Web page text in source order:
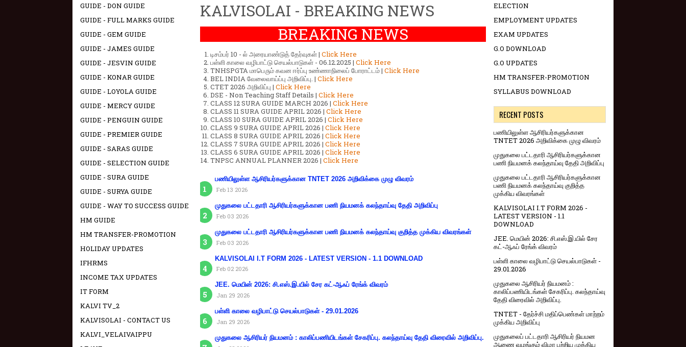
KALVISOLAI - BREAKING NEWS
BREAKING NEWS
டிசம்பர் 10 - ல் அரையாண்டுத் தேர்வுகள் | Click Here
பள்ளி காலை வழிபாட்டு செயல்பாடுகள் - 06.12.2025 | Click Here
TNHSPGTA மாபெரும் கவன ஈர்ப்பு உண்ணாநிலைப் போராட்டம் | Click Here
BEL INDIA வேலைவாய்ப்பு அறிவிப்பு. | Click Here
CTET 2026 அறிவிப்பு | Click Here
DSE - Non Teaching Staff Details | Click Here
CLASS 12 SURA GUIDE MARCH 2026 | Click Here
CLASS 11 SURA GUIDE APRIL 2026 | Click Here
CLASS 10 SURA GUIDE APRIL 2026 | Click Here
CLASS 9 SURA GUIDE APRIL 2026 | Click Here
CLASS 8 SURA GUIDE APRIL 2026 | Click Here
CLASS 7 SURA GUIDE APRIL 2026 | Click Here
CLASS 6 SURA GUIDE APRIL 2026 | Click Here
TNPSC ANNUAL PLANNER 2026 | Click Here
பணியிலுள்ள ஆசிரியர்களுக்கான TNTET 2026 அறிவிக்கை முழு விவரம்
Feb 13 2026
முதுகலை பட்டதாரி ஆசிரியர்களுக்கான பணி நியமனக் கலந்தாய்வு தேதி அறிவிப்பு
Feb 03 2026
முதுகலை பட்டதாரி ஆசிரியர்களுக்கான பணி நியமனக் கலந்தாய்வு குறித்த முக்கிய விவரங்கள்
Feb 03 2026
KALVISOLAI I.T FORM 2026 - LATEST VERSION - 1.1 DOWNLOAD
Feb 02 2026
JEE. மெயின் 2026: சி.எஸ்.இ.யில் சேர கட்-ஆஃப் ரேங்க் விவரம்
Jan 29 2026
பள்ளி காலை வழிபாட்டு செயல்பாடுகள் - 29.01.2026
Jan 29 2026
முதுகலை ஆசிரியர் நியமனம் : காலிப்பணியிடங்கள் சேகரிப்பு. கலந்தாய்வு தேதி விரைவில் அறிவிப்பு.
GUIDE - DON GUIDE
GUIDE - FULL MARKS GUIDE
GUIDE - GEM GUIDE
GUIDE - JAMES GUIDE
GUIDE - JESVIN GUIDE
GUIDE - KONAR GUIDE
GUIDE - LOYOLA GUIDE
GUIDE - MERCY GUIDE
GUIDE - PENGUIN GUIDE
GUIDE - PREMIER GUIDE
GUIDE - SARAS GUIDE
GUIDE - SELECTION GUIDE
GUIDE - SURA GUIDE
GUIDE - SURYA GUIDE
GUIDE - WAY TO SUCCESS GUIDE
HM GUIDE
HM TRANSFER-PROMOTION
HOLIDAY UPDATES
IFHRMS
INCOME TAX UPDATES
IT FORM
KALVI TV_2
KALVISOLAI - CONTACT US
KALVI_VELAIVAIPPU
ELECTION
EMPLOYMENT UPDATES
EXAM UPDATES
G.O DOWNLOAD
G.O UPDATES
HM TRANSFER-PROMOTION
SYLLABUS DOWNLOAD
RECENT POSTS
பணியிலுள்ள ஆசிரியர்களுக்கான
TNTET 2026 அறிவிக்கை முழு விவரம்
முதுகலை பட்டதாரி ஆசிரியர்களுக்கான
பணி நியமனக் கலந்தாய்வு தேதி அறிவிப்பு
முதுகலை பட்டதாரி ஆசிரியர்களுக்கான
பணி நியமனக் கலந்தாய்வு குறித்த
முக்கிய விவரங்கள்
KALVISOLAI I.T FORM 2026 -
LATEST VERSION - 1.1
DOWNLOAD
JEE. மெயின் 2026: சி.எஸ்.இ.யில் சேர
கட்-ஆஃப் ரேங்க் விவரம்
பள்ளி காலை வழிபாட்டு செயல்பாடுகள் -
29.01.2026
முதுகலை ஆசிரியர் நியமனம் :
காலிப்பணியிடங்கள் சேகரிப்பு. கலந்தாய்வு
தேதி விரைவில் அறிவிப்பு.
TNTET - தேர்ச்சி மதிப்பெண்கள் மாற்றம்
முக்கிய அறிவிப்பு
முதுகலைப் பட்டதாரி ஆசிரியர் நியமன
ஆணை வழங்கும் விழா பற்றிய முக்கிய